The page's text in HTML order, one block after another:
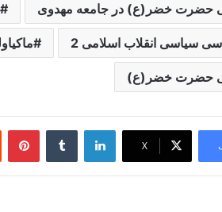
حضرت خضر(ع) در جامعه مهدوی
سیاسی انقلاب اسلامی 2
حضرت خضر(ع)
X
لینکدین ‫تامبلر